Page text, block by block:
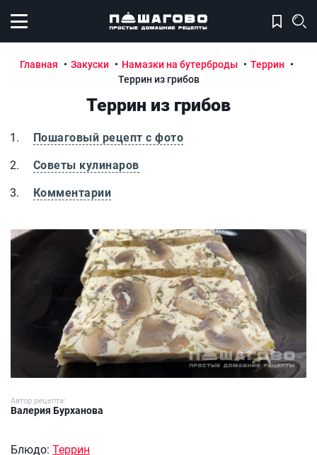
Открыть меню
Главная Закуски Намазки на бутерброды
Террин
Террин из грибов
Террин из грибов
Пошаговый рецепт с фото
Советы кулинаров
Комментарии
Террин из грибов
Автор рецепта:
Валерия Бурханова
Блюдо: Террин